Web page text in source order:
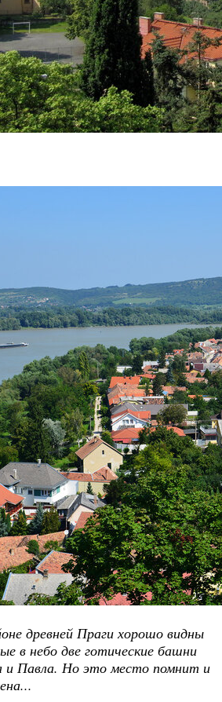
древней Праги хорошо видны
в небо две готические башни
и Павла. Но это место помнит и